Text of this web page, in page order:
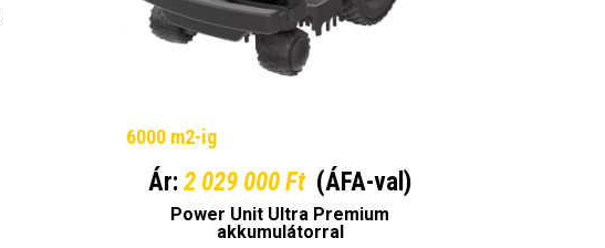
6000 m2-ig
Ár:2 029 000 Ft (ÁFA-val)
Power Unit Ultra Premium
akkumulátorral